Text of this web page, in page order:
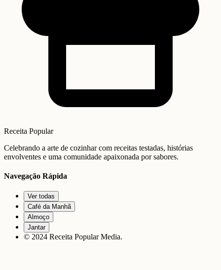
Receita Popular
Celebrando a arte de cozinhar com receitas testadas, histórias
envolventes e uma comunidade apaixonada por sabores.
Navegação Rápida
Ver todas
Café da Manhã
Almoço
Jantar
© 2024 Receita Popular Media.